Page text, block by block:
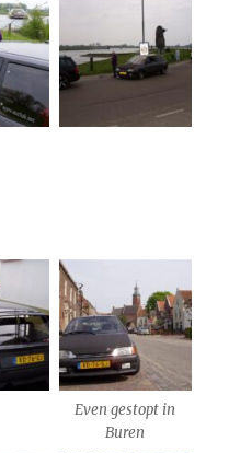
Even gestopt in
Buren